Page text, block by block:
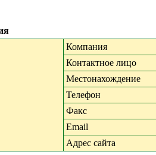
Компания
Контактное лицо
Местонахождение
Телефон
Факс
Email
Адрес сайта